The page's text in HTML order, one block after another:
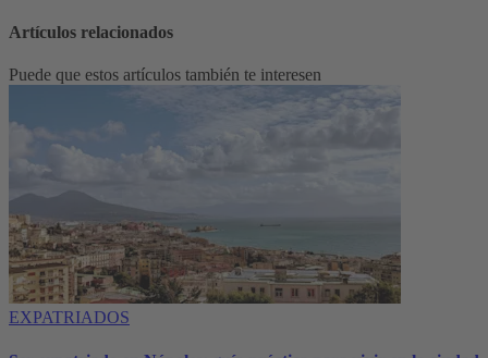
Artículos relacionados
Puede que estos artículos también te interesen
EXPATRIADOS